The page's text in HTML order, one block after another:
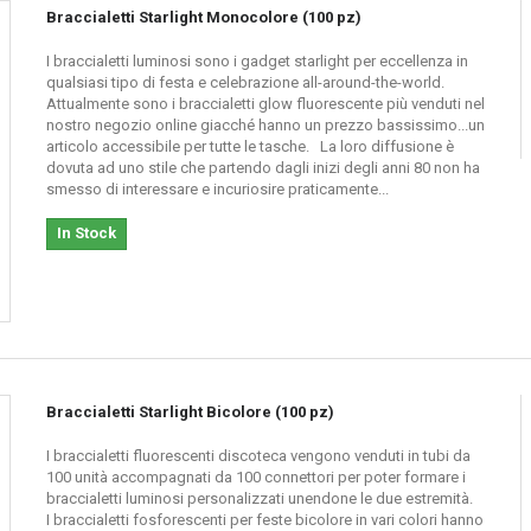
e una grande varietà di
a feste luminose infantili. Tra questi troverai: fischietti disponibili in vari
bambini adoreranno mangiare la loro torta. Mangiare non è mai stato così
negozio online troverai in vendita anche complementi perfetti
collane; troverai le collane monocolore, le collane tricolore e le collane
luminosi e altri vari articoli fluorescenti tra i più gettonati e brillanti per
componenti non tossici che si trovano all'interno di ogni articolo. Per
si mescolino tra loro in modo omogeneo.
quantità
prodotto, lo stesso prodotto ti costerà meno.
di accessori luminosi per feste.
Braccialetti Starlight Monocolore (100 pz)
I braccialetti luminosi sono i gadget starlight per eccellenza in
qualsiasi tipo di festa e celebrazione all-around-the-world.
Attualmente sono i braccialetti glow fluorescente più venduti nel
nostro negozio online giacché hanno un prezzo bassissimo...un
articolo accessibile per tutte le tasche. La loro diffusione è
dovuta ad uno stile che partendo dagli inizi degli anni 80 non ha
smesso di interessare e incuriosire praticamente...
In Stock
Braccialetti Starlight Bicolore (100 pz)
I braccialetti fluorescenti discoteca vengono venduti in tubi da
100 unità accompagnati da 100 connettori per poter formare i
braccialetti luminosi personalizzati unendone le due estremità.
I braccialetti fosforescenti per feste bicolore in vari colori hanno